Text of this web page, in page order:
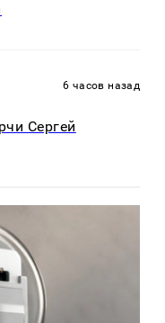
6 часов назад
Сергей